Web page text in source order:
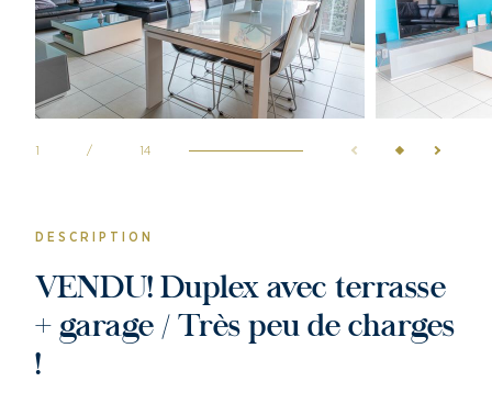
1 / 14
DESCRIPTION
VENDU! Duplex avec terrasse
+ garage / Très peu de charges
!